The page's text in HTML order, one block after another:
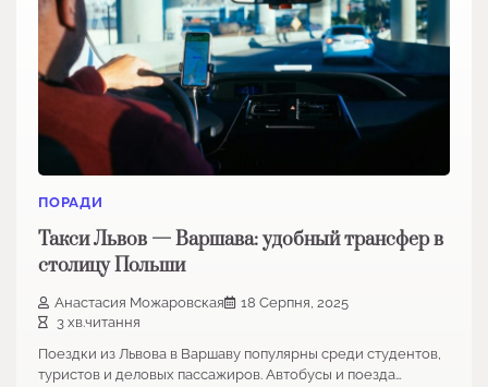
ПОРАДИ
Такси Львов — Варшава: удобный трансфер в
столицу Польши
Анастасия Можаровская
18 Серпня, 2025
3 хв.читання
Поездки из Львова в Варшаву популярны среди студентов,
туристов и деловых пассажиров. Автобусы и поезда…